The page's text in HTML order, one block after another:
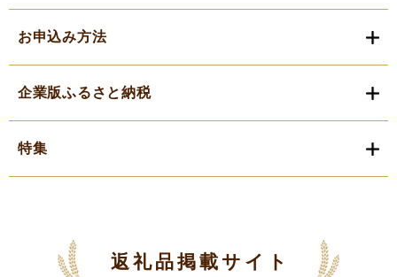
お申込み方法
企業版ふるさと納税
特集
返礼品掲載サイト